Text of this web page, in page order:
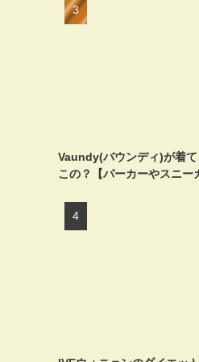
Vaundy(バウンディ)が着
この？【パーカーやスニー